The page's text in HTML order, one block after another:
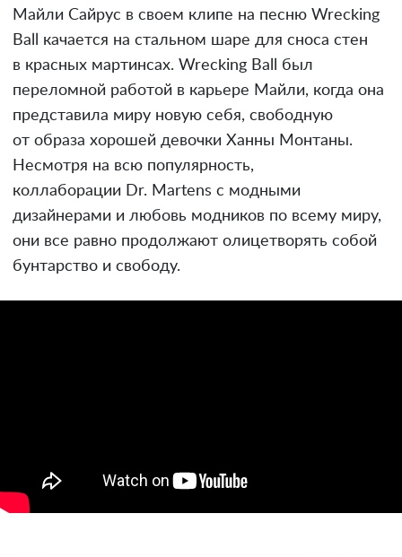
Майли Сайрус в своем клипе на песню Wrecking
Ball качается на стальном шаре для сноса стен
в красных мартинсах. Wrecking Ball был
переломной работой в карьере Майли, когда она
представила миру новую себя, свободную
от образа хорошей девочки Ханны Монтаны.
Несмотря на всю популярность,
коллаборации Dr. Martens с модными
дизайнерами и любовь модников по всему миру,
они все равно продолжают олицетворять собой
бунтарство и свободу.